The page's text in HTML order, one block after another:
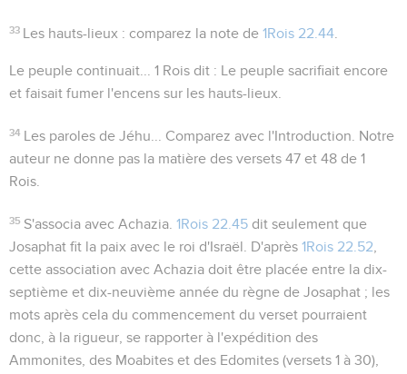
33 Les hauts-lieux : comparez la note de1Rois 22.44
Le peuple continuait... 1 Rois dit : Le peuple sacrifiait encore
et faisait fumer l'encens sur les hauts-lieux
34 Les paroles de Jéhu...
Comparez avec l'Introduction. Notre
auteur ne donne pas la matière des versets 47 et 48 de 1
Rois.
35 S'associa avec Achazia .1Rois 22.45 dit seulement que
Josaphat fit la paix avec le roi d'Israël. D'après 1Rois 22.52
cette association avec Achazia doit être placée entre la dix-
septième et dix-neuvième année du règne de Josaphat ; les
mots après cela du commencement du verset pourraient
donc, à la rigueur, se rapporter à l'expédition des
Ammonites, des Moabites et des Edomites (versets 1 à 30),